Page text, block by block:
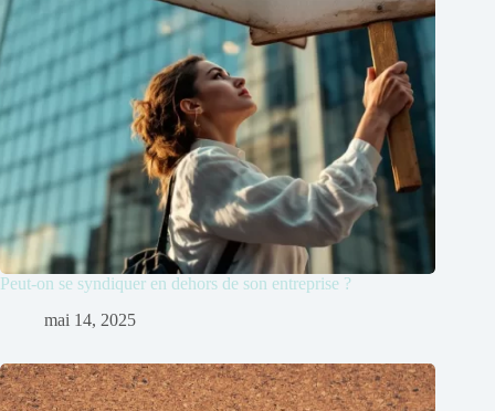
Peut-on se syndiquer en dehors de son entreprise ?
mai 14, 2025